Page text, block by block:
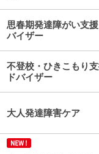
思春期発達障がい支
バイザー
不登校・ひきこもり
ドバイザー
大人発達障害ケア